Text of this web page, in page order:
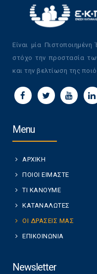
Είναι μία
στόχο την προστασία
και την βελτίωση της
Menu
ΑΡΧΙΚΗ
ΠΟΙΟΙ ΕΙΜΑΣΤΕ
ΤΙ ΚΑΝΟΥΜΕ
ΚΑΤΑΝΑΛΩΤΕΣ
ΟΙ ΔΡΑΣΕΙΣ ΜΑΣ
ΕΠΙΚΟΙΝΩΝΙΑ
Newsletter